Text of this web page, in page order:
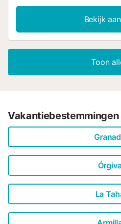
verdieping de zes slaapkamers,
en twee terrassen zijn. Het huis
airconditioning warm / koud en
er tal van fruitbomen zoals
Bekijk
Toon
Vakantiebestemmingen
La